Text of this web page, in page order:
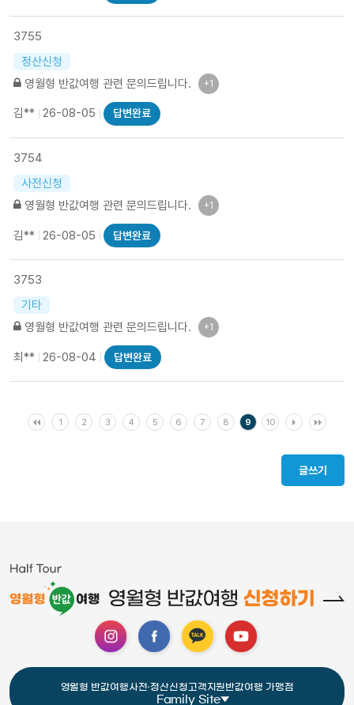
3755
정산신청
영월형 반값여행 관련 문의드립니다.
+1
김** 26-08-05 답변완료
3754
사전신청
영월형 반값여행 관련 문의드립니다.
+1
김** 26-08-05 답변완료
3753
기타
영월형 반값여행 관련 문의드립니다.
+1
최** 26-08-04 답변완료
1 2 3 4 5 6 7 8 9 10
글쓰기
영월형 반값여행사전·정산신청고객지원반값여행 가맹점
Family Site